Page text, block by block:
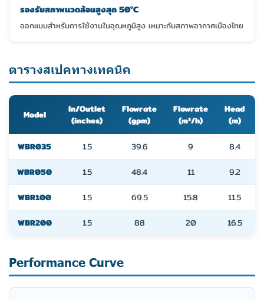
รองรับสภาพแวดล้อมสูงสุด 50°C
ออกแบบสำหรับการใช้งานในอุณหภูมิสูง เหมาะกับสภาพอากาศเมืองไทย
ตารางสเปคทางเทคนิค
Model
In/Outlet
(inches)
Flowrate
(gpm)
Flowrate
(m³/h)
Head
(m)
WBR035
1.5 39.6 9
8.4
WBR050
1.5 48.4 11
9.2
WBR100
1.5 69.5 15.8
11.5
WBR200
1.5 88 20 16.5
Performance Curve